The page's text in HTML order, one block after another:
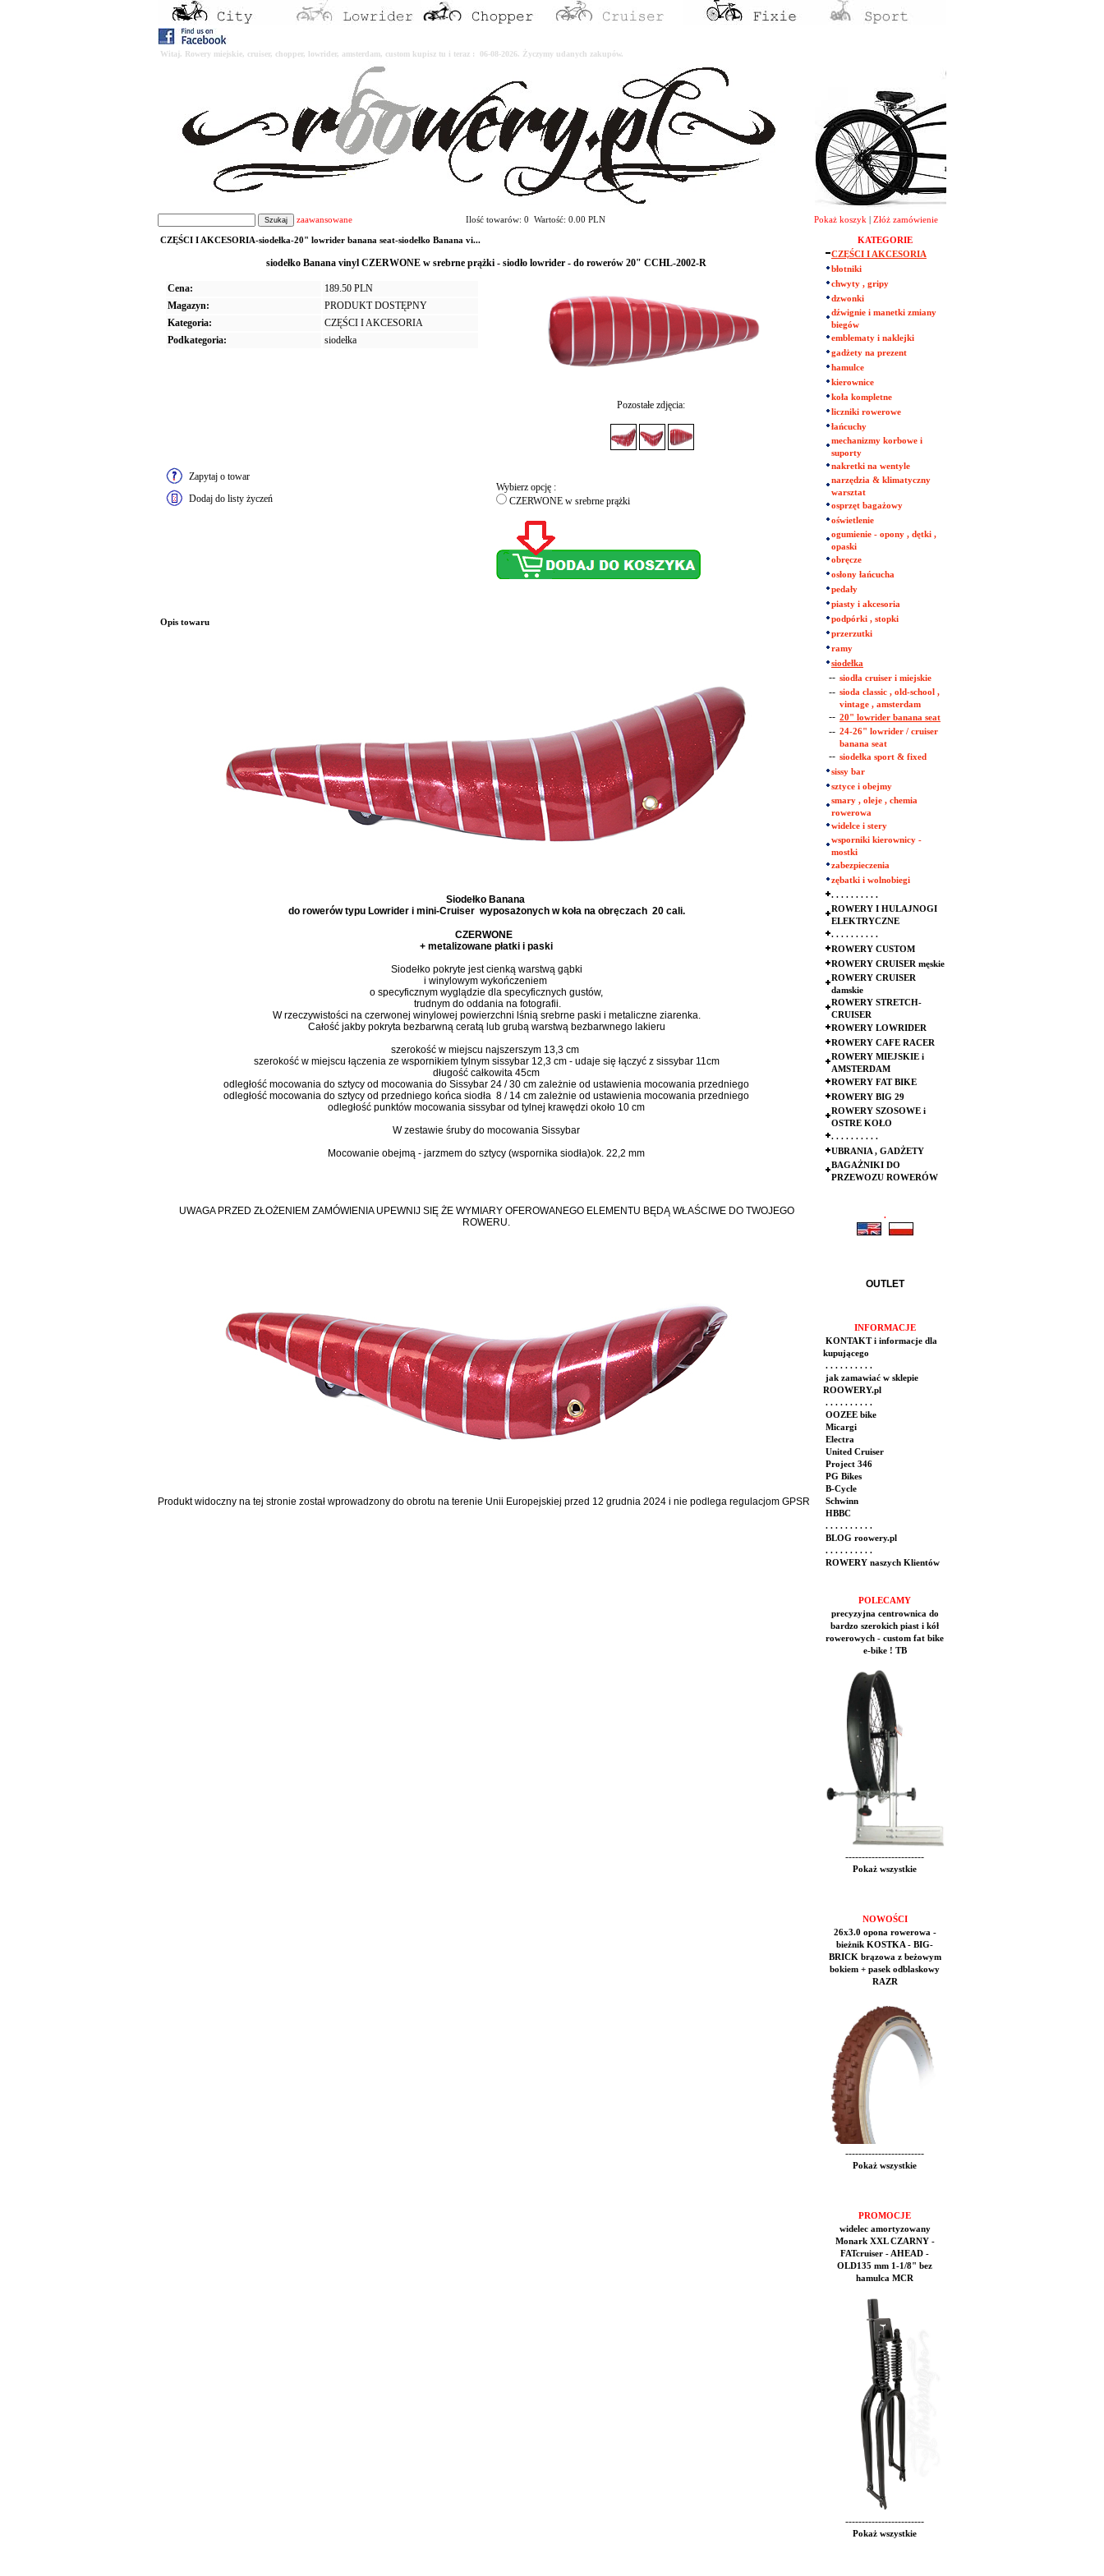
Witaj. Rowery miejskie, cruiser, chopper, lowrider, amsterdam, custom kupisz tu i teraz : 06-08-2026. Życzymy udanych zakupów.
zaawansowane Ilość towarów: 0 Wartość: 0.00 PLN Pokaż koszyk Złóż zamówienie
CZĘŚCI I AKCESORIA-siodełka-20" lowrider banana seat-siodełko Banana vi...
siodełko Banana vinyl CZERWONE w srebrne prążki - siodło lowrider - do rowerów 20" CCHL-2002-R
Cena:
189.50 PLN
Magazyn:
PRODUKT DOSTĘPNY
Kategoria:
CZĘŚCI I AKCESORIA
Podkategoria:
siodełka
Pozostałe zdjęcia:
Zapytaj o towar
Dodaj do listy życzeń
Wybierz opcję :
CZERWONE w srebrne prążki
Opis towaru
Siodełko Banana
do rowerów typu Lowrider i mini-Cruiser wyposażonych w koła na obręczach 20 cali.
CZERWONE
+ metalizowane płatki i paski
Siodełko pokryte jest cienką warstwą gąbki
i winylowym wykończeniem
o specyficznym wyglądzie dla specyficznych gustów,
trudnym do oddania na fotografii.
W rzeczywistości na czerwonej winylowej powierzchni lśnią srebrne paski i metaliczne ziarenka.
Całość jakby pokryta bezbarwną ceratą lub grubą warstwą bezbarwnego lakieru
szerokość w miejscu najszerszym 13,3 cm
szerokość w miejscu łączenia ze wspornikiem tylnym sissybar 12,3 cm - udaje się łączyć z sissybar 11cm
długość całkowita 45cm
odległość mocowania do sztycy od mocowania do Sissybar 24 / 30 cm zależnie od ustawienia mocowania przedniego
odległość mocowania do sztycy od przedniego końca siodła 8 / 14 cm zależnie od ustawienia mocowania przedniego
odległość punktów mocowania sissybar od tylnej krawędzi około 10 cm
W zestawie śruby do mocowania Sissybar
Mocowanie obejmą - jarzmem do sztycy (wspornika siodła)ok. 22,2 mm
UWAGA PRZED ZŁOŻENIEM ZAMÓWIENIA UPEWNIJ SIĘ ŻE WYMIARY OFEROWANEGO ELEMENTU BĘDĄ WŁAŚCIWE DO TWOJEGO
ROWERU.
Produkt widoczny na tej stronie został wprowadzony do obrotu na terenie Unii Europejskiej przed 12 grudnia 2024 i nie podlega regulacjom GPSR
KATEGORIE
CZĘŚCI I AKCESORIA
błotniki
chwyty , gripy
dzwonki
dźwignie i manetki zmiany
biegów
emblematy i naklejki
gadżety na prezent
hamulce
kierownice
koła kompletne
liczniki rowerowe
łańcuchy
mechanizmy korbowe i
suporty
nakretki na wentyle
narzędzia & klimatyczny
warsztat
osprzęt bagażowy
oświetlenie
ogumienie - opony , dętki ,
opaski
obręcze
osłony łańcucha
pedały
piasty i akcesoria
podpórki , stopki
przerzutki
ramy
siodełka
-- siodła cruiser i miejskie
-- sioda classic , old-school ,
vintage , amsterdam
-- 20" lowrider banana seat
-- 24-26" lowrider / cruiser
banana seat
-- siodełka sport & fixed
sissy bar
sztyce i obejmy
smary , oleje , chemia
rowerowa
widelce i stery
wsporniki kierownicy -
mostki
zabezpieczenia
zębatki i wolnobiegi
. . . . . . . . . .
ROWERY I HULAJNOGI
ELEKTRYCZNE
. . . . . . . . . .
ROWERY CUSTOM
ROWERY CRUISER męskie
ROWERY CRUISER
damskie
ROWERY STRETCH-
CRUISER
ROWERY LOWRIDER
ROWERY CAFE RACER
ROWERY MIEJSKIE i
AMSTERDAM
ROWERY FAT BIKE
ROWERY BIG 29
ROWERY SZOSOWE i
OSTRE KOŁO
. . . . . . . . . .
UBRANIA , GADŻETY
BAGAŻNIKI DO
PRZEWOZU ROWERÓW
.
OUTLET
INFORMACJE
KONTAKT i informacje dla
kupującego
. . . . . . . . . .
jak zamawiać w sklepie
ROOWERY.pl
. . . . . . . . . .
OOZEE bike
Micargi
Electra
United Cruiser
Project 346
PG Bikes
B-Cycle
Schwinn
HBBC
. . . . . . . . . .
BLOG roowery.pl
. . . . . . . . . .
ROWERY naszych Klientów
POLECAMY
precyzyjna centrownica do
bardzo szerokich piast i kół
rowerowych - custom fat bike
e-bike ! TB
------------------------
Pokaż wszystkie
NOWOŚCI
26x3.0 opona rowerowa -
bieżnik KOSTKA - BIG-
BRICK brązowa z beżowym
bokiem + pasek odblaskowy
RAZR
------------------------
Pokaż wszystkie
PROMOCJE
widelec amortyzowany
Monark XXL CZARNY -
FATcruiser - AHEAD -
OLD135 mm 1-1/8" bez
hamulca MCR
------------------------
Pokaż wszystkie